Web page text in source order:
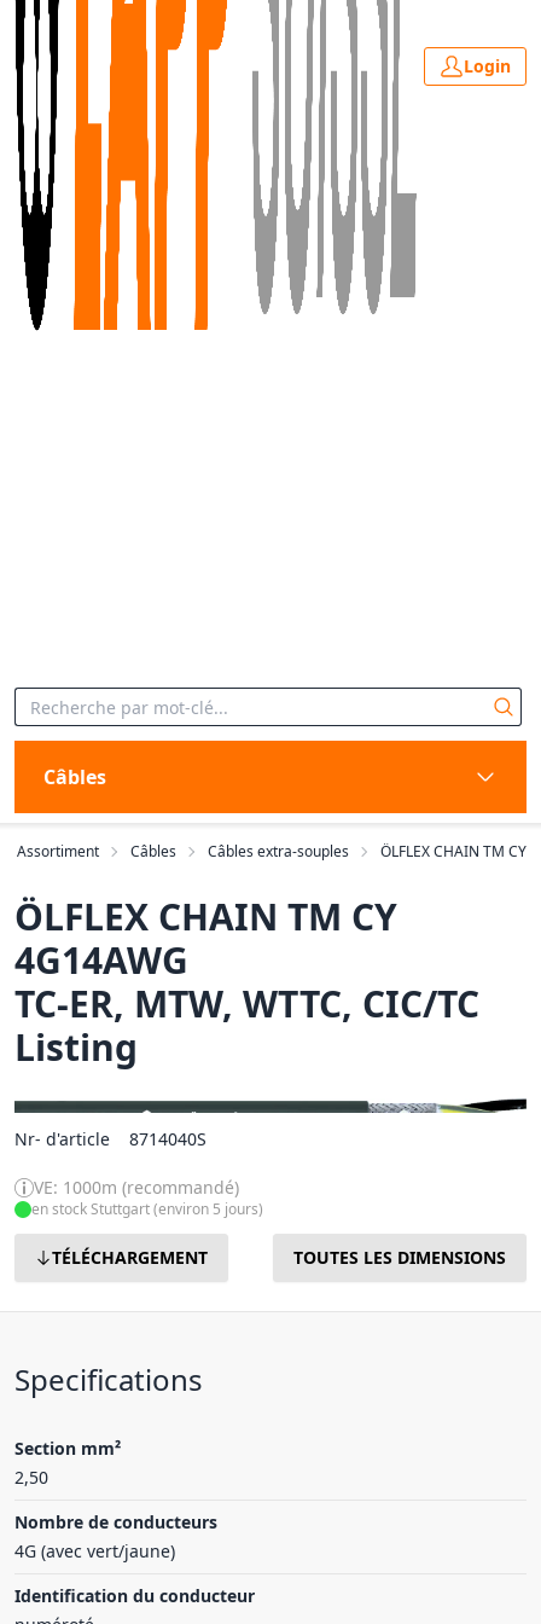
Login
Câbles
Assortiment Câbles Câbles extra-souples ÖLFLEX CHAIN TM CY
ÖLFLEX CHAIN TM CY
4G14AWG
TC-ER, MTW, WTTC, CIC/TC
Listing
Nr- d'article 8714040S
VE: 1000m (recommandé)
en stock Stuttgart (environ 5 jours)
TÉLÉCHARGEMENT TOUTES LES DIMENSIONS
Specifications
Section mm²
2,50
Nombre de conducteurs
4G (avec vert/jaune)
Identification du conducteur